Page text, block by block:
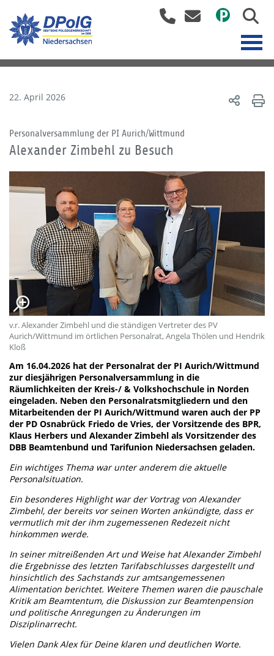
22. April 2026
Personalversammlung der PI Aurich/Wittmund
Alexander Zimbehl zu Besuch
v.r. Alexander Zimbehl und die ständigen Vertreter des PV
Aurich/Wittmund im örtlichen Personalrat, Angela Thölen und Hendrik
Kloß
Am 16.04.2026 hat der Personalrat der PI Aurich/Wittmund
zur diesjährigen Personalversammlung in die
Räumlichkeiten der Kreis-/ & Volkshochschule in Norden
eingeladen. Neben den Personalratsmitgliedern und den
Mitarbeitenden der PI Aurich/Wittmund waren auch der PP
der PD Osnabrück Friedo de Vries, der Vorsitzende des BPR,
Klaus Herbers und Alexander Zimbehl als Vorsitzender des
DBB Beamtenbund und Tarifunion Niedersachsen geladen.
Ein wichtiges Thema war unter anderem die aktuelle
Personalsituation.
Ein besonderes Highlight war der Vortrag von Alexander
Zimbehl, der bereits vor seinen Worten ankündigte, dass er
vermutlich mit der ihm zugemessenen Redezeit nicht
hinkommen werde.
In seiner mitreißenden Art und Weise hat Alexander Zimbehl
die Ergebnisse des letzten Tarifabschlusses dargestellt und
hinsichtlich des Sachstands zur amtsangemessenen
Alimentation berichtet. Weitere Themen waren die pauschale
Kritik am Beamtentum, die Diskussion zur Beamtenpension
und politische Anregungen zu Änderungen im
Disziplinarrecht.
Vielen Dank Alex für Deine klaren und deutlichen Worte.